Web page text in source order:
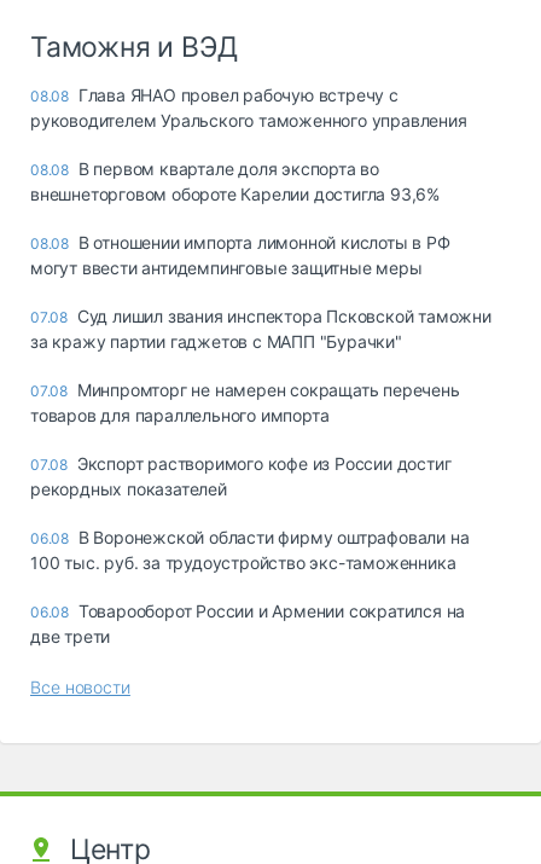
Таможня и ВЭД
08.08 Глава ЯНАО провел рабочую встречу с
руководителем Уральского таможенного управления
08.08 В первом квартале доля экспорта во
внешнеторговом обороте Карелии достигла 93,6%
08.08 В отношении импорта лимонной кислоты в РФ
могут ввести антидемпинговые защитные меры
07.08 Суд лишил звания инспектора Псковской таможни
за кражу партии гаджетов с МАПП "Бурачки"
07.08 Минпромторг не намерен сокращать перечень
товаров для параллельного импорта
07.08 Экспорт растворимого кофе из России достиг
рекордных показателей
06.08 В Воронежской области фирму оштрафовали на
100 тыс. руб. за трудоустройство экс-таможенника
06.08 Товарооборот России и Армении сократился на
две трети
Все новости
Центр